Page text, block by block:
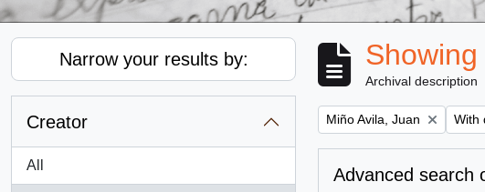
Narrow your results by:
Creator
All
Archival description
Remove filter:
Miño Avila, Juan With
Advanced search